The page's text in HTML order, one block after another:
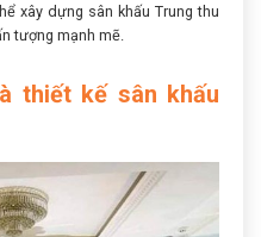
xây dựng sân khấu Trung thu
tượng mạnh mẽ.
thiết kế sân khấu